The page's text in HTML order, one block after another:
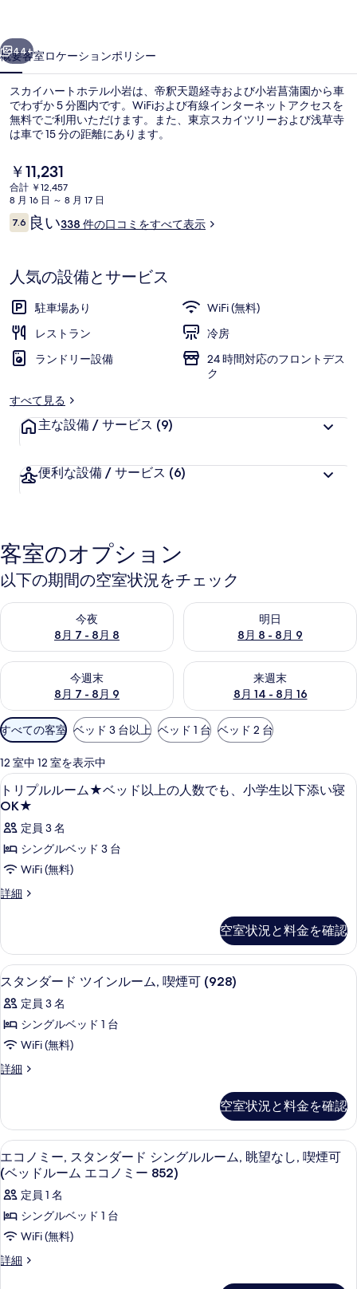
テ
ル
小
岩
写
真
ギ
ラ
リ
ー
外観
次へ
44+
概要客室ロケーションポリシー
スカイハートホテル小岩は、帝釈天題経寺および小岩菖蒲園から車
でわずか 5 分圏内です。WiFiおよび有線インターネットアクセスを
無料でご利用いただけます。また、東京スカイツリーおよび浅草寺
は車で 15 分の距離にあります。
現
在
の
料
金
で
す
￥11,231
合計 ￥12,457
8 月 16 日 ～ 8 月 17 日
口
コ
7.610段階中7.6
良い338 件の口コミをすべて表示
人気の設備とサービス
駐車場あり
WiFi (無料)
レストラン
冷房
ランドリー設備
24 時間対応のフロントデス
ク
すべて見る
主な設備 / サービス (9)
便利な設備 / サービス (6)
客室のオプション
以下の期間の空室状況をチェック
今夜
8月 7 - 8月 8
今夜 8月 7 - 8月 8 の空室状況をチェック
明日
8月 8 - 8月 9
明日 8月 8 - 8月 9 の空室状況
今週末
8月 7 - 8月 9
今週末 8月 7 - 8月 9 の空室状況をチェック
来週末
8月 14 - 8月 16
来週末 8月 14 - 8月 16 の空室
利
用
可
能
な
客
室
の
絞
込
件
すべての客室 ベッド 3 台以上 ベッド 1 台 ベッド 2 台
12 室中 12 室を表示中
ト
リ
プ
ル
ル
ー
ベ
ッ
ド
以
上
の
人
も、
小
学
生
以
下
添
羽毛の掛け布団、デスク、ノートパ
1
トリプルルーム★ベッド以上の人数でも、小学生以下添い寝
OK★
定員 3 名
シングルベッド 3 台
WiFi (無料)
詳細
ト
ル
ー
ム
ベ
ッ
以
上
の
で
も、
小
学
生
以
下
添
い
寝
OK★
空室状況と料金を確認
ス
タ
ン
ダ
ド
イ
ン
ル
ー
ム,
喫
煙
可
羽毛の掛け布団、デスク、ノートパ
1
スタンダード ツインルーム, 喫煙可 (928)
定員 3 名
シングルベッド 1 台
WiFi (無料)
詳細
ス
ー
ド
ツ
イ
ン
ル
ー
喫
煙
可
空室状況と料金を確認
エ
コ
ノ
ミ
ー,
ス
羽毛の掛け布団、デスク、ノートパ
1
エコノミー, スタンダード シングルルーム, 眺望なし, 喫煙可
(ベッドルーム エコノミー 852)
定員 1 名
シングルベッド 1 台
WiFi (無料)
詳細
エ